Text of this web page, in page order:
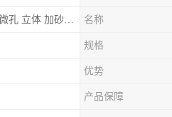
普通型 防滑型 ‌烤漆型 封边型 ‌微孔 立体 加砂覆面型 平面型 名称
规格
优势
产品保障